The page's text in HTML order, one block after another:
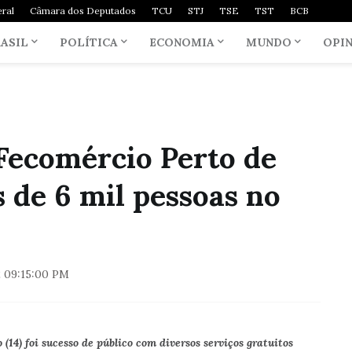
Câmara dos Deputados TCU STJ TSE TST BCB
POLÍTICA ECONOMIA MUNDO
Perto de
6 mil pessoas no
PM
foi sucesso de público com diversos serviços gratuitos